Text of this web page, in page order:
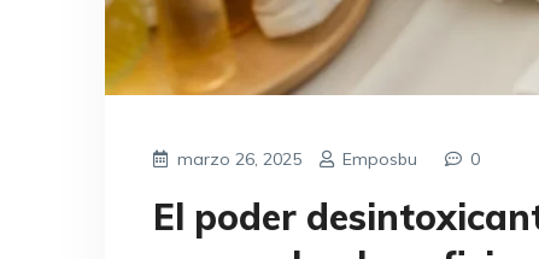
marzo 26, 2025 Emposbu 0
El poder